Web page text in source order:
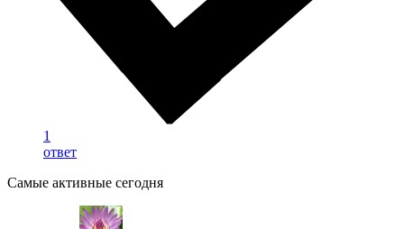
1
ответ
Самые активные сегодня